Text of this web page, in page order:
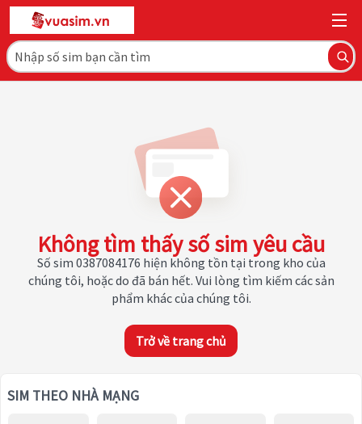
Không tìm thấy số sim yêu cầu
Số sim 0387084176 hiện không tồn tại trong kho của
chúng tôi, hoặc do đã bán hết. Vui lòng tìm kiếm các sản
phẩm khác của chúng tôi.
Trở về trang chủ
SIM THEO NHÀ MẠNG